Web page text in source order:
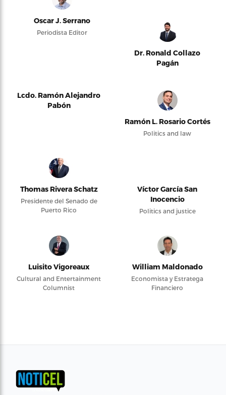
Oscar J. Serrano
Periodista Editor
Dr. Ronald Collazo
Pagán
Lcdo. Ramón Alejandro
Pabón
Ramón L. Rosario Cortés
Politics and law
Thomas Rivera Schatz
Presidente del Senado de
Puerto Rico
Víctor García San
Inocencio
Politics and justice
Luisito Vigoreaux
Cultural and Entertainment
Columnist
William Maldonado
Economista y Estratega
Financiero